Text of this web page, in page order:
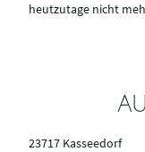
heutzutage nicht
23717 Kasseedorf